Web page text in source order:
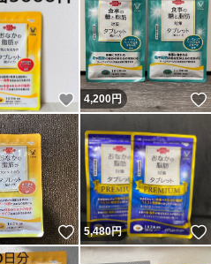
いいね！
4,200円
いいね！
5,480円